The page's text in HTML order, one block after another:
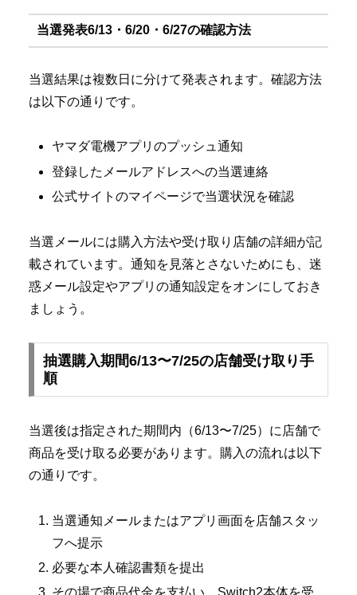
当選発表6/13・6/20・6/27の確認方法
当選結果は複数日に分けて発表されます。確認方法
は以下の通りです。
ヤマダ電機アプリのプッシュ通知
登録したメールアドレスへの当選連絡
公式サイトのマイページで当選状況を確認
当選メールには購入方法や受け取り店舗の詳細が記
載されています。通知を見落とさないためにも、迷
惑メール設定やアプリの通知設定をオンにしておき
ましょう。
抽選購入期間6/13〜7/25の店舗受け取り手
順
当選後は指定された期間内（6/13〜7/25）に店舗で
商品を受け取る必要があります。購入の流れは以下
の通りです。
当選通知メールまたはアプリ画面を店舗スタッ
フへ提示
必要な本人確認書類を提出